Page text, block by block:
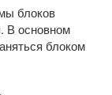
блоков
В основном
блоком